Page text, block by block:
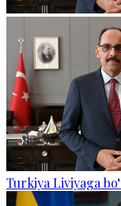
Turkiya Liviyaga